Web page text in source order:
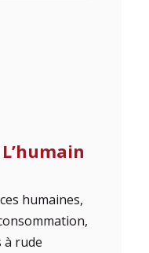
humaines,
à rude